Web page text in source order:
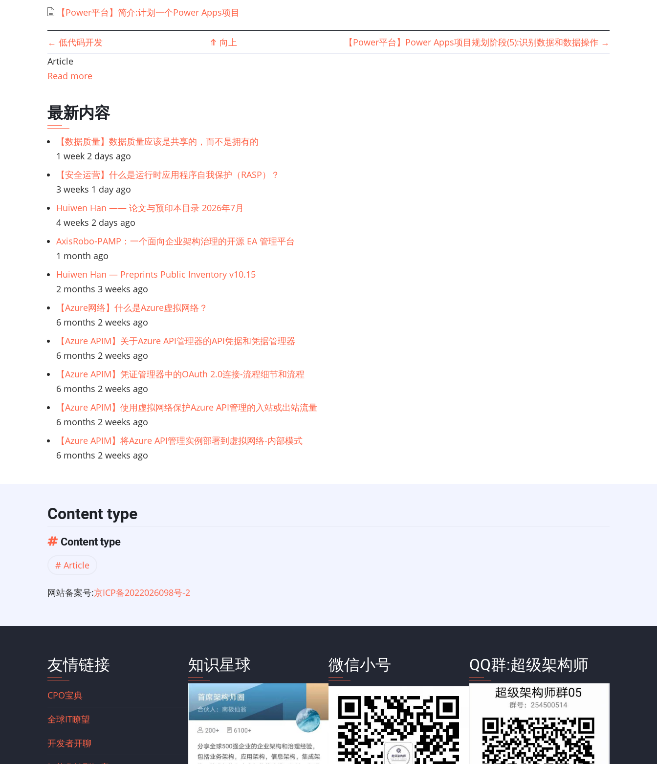
【Power平台】简介:计划一个Power Apps项目
书
籍
历
链
接：
Power
平
台
← 低代码开发 ⤊ 向上 【Power平台】Power Apps项目规划阶段(5):识别数据和数据操作 →
Article
Read more
最新内容
【数据质量】数据质量应该是共享的，而不是拥有的
1 week 2 days ago
【安全运营】什么是运行时应用程序自我保护（RASP）？
3 weeks 1 day ago
Huiwen Han —— 论文与预印本目录 2026年7月
4 weeks 2 days ago
AxisRobo-PAMP：一个面向企业架构治理的开源 EA 管理平台
1 month ago
Huiwen Han — Preprints Public Inventory v10.15
2 months 3 weeks ago
【Azure网络】什么是Azure虚拟网络？
6 months 2 weeks ago
【Azure APIM】关于Azure API管理器的API凭据和凭据管理器
6 months 2 weeks ago
【Azure APIM】凭证管理器中的OAuth 2.0连接-流程细节和流程
6 months 2 weeks ago
【Azure APIM】使用虚拟网络保护Azure API管理的入站或出站流量
6 months 2 weeks ago
【Azure APIM】将Azure API管理实例部署到虚拟网络-内部模式
6 months 2 weeks ago
Content type
Content type
Article
网站备案号:京ICP备2022026098号-2
友情链接
CPO宝典
全球IT瞭望
开发者开聊
知识星球 微信小号 QQ群:超级架构师